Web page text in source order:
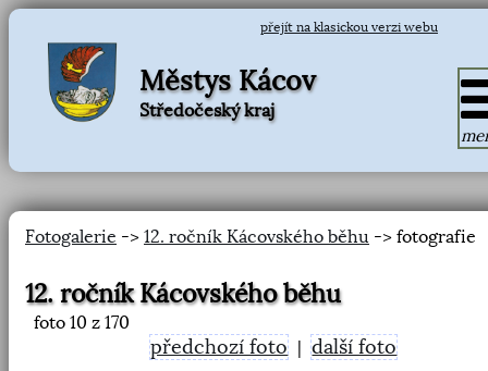
přejít na klasickou verzi webu
Městys Kácov
Středočeský kraj
Fotogalerie -> 12. ročník Kácovského běhu -> fotografie
12. ročník Kácovského běhu
foto 10 z 170
předchozí foto |další foto